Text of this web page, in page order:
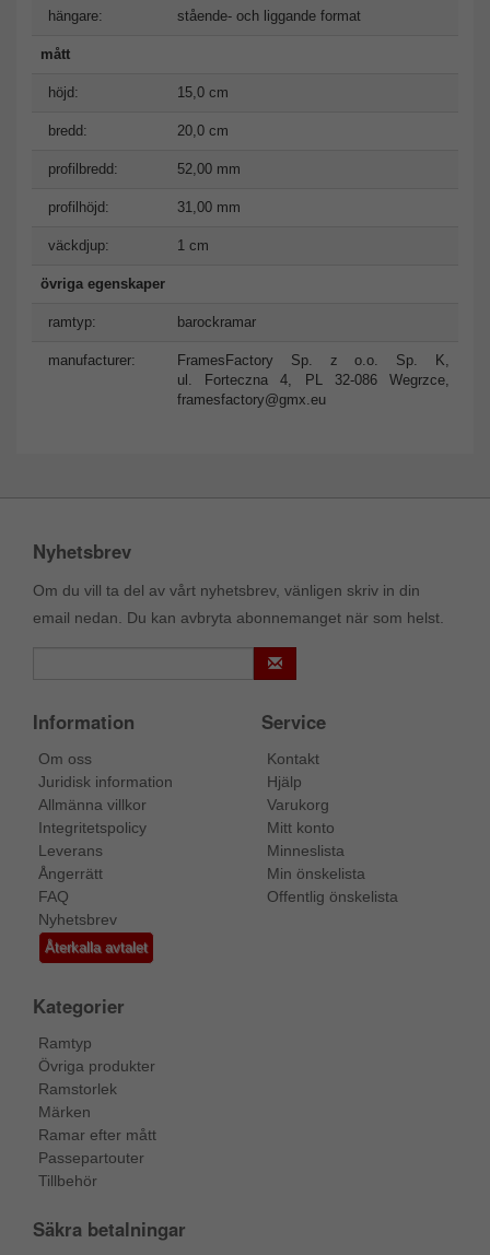
hängare: stående- och liggande format
mått
höjd: 15,0 cm
bredd: 20,0 cm
profilbredd: 52,00 mm
profilhöjd: 31,00 mm
väckdjup: 1 cm
övriga egenskaper
ramtyp: barockramar
manufacturer:
FramesFactory Sp. z o.o. Sp. K,
ul. Forteczna 4, PL 32-086 Wegrzce,
framesfactory@gmx.eu
Nyhetsbrev
Om du vill ta del av vårt nyhetsbrev, vänligen skriv in din
email nedan. Du kan avbryta abonnemanget när som helst.
Information
Om oss
Juridisk information
Allmänna villkor
Integritetspolicy
Leverans
Ångerrätt
FAQ
Nyhetsbrev
Återkalla avtalet
Service
Kontakt
Hjälp
Varukorg
Mitt konto
Minneslista
Min önskelista
Offentlig önskelista
Kategorier
Ramtyp
Övriga produkter
Ramstorlek
Märken
Ramar efter mått
Passepartouter
Tillbehör
Säkra betalningar